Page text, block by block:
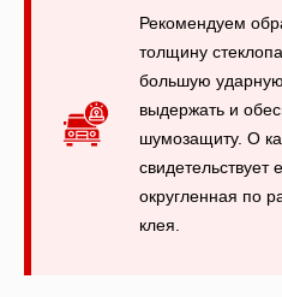
Рекомендуем
толщину
большую ударную
выдержать и
шумозащиту. О
округленная по
клея.